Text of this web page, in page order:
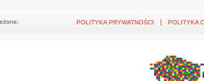
POLITYKA PRYWATNOŚCI POLITYKA